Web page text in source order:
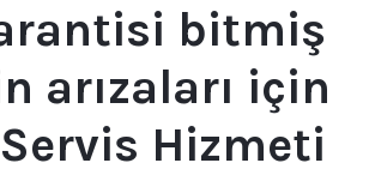
bitmiş
arızaları için
Hizmeti